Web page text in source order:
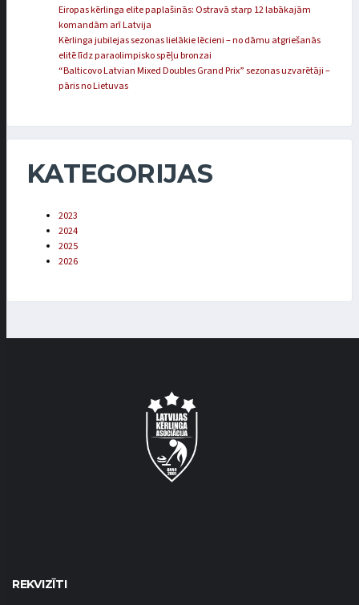
Eiropas kērlinga elite paplašinās: Ostravā starp 12 labākajām
komandām arī Latvija
Kērlinga jubilejas sezonas lielākie lēcieni – no dāmu atgriešanās
elitē līdz paraolimpisko spēļu bronzai
“Balticovo Latvian Mixed Doubles Grand Prix” sezonas uzvarētāji –
pāris no Lietuvas
KATEGORIJAS
2023
2024
2025
2026
REKVIZĪTI